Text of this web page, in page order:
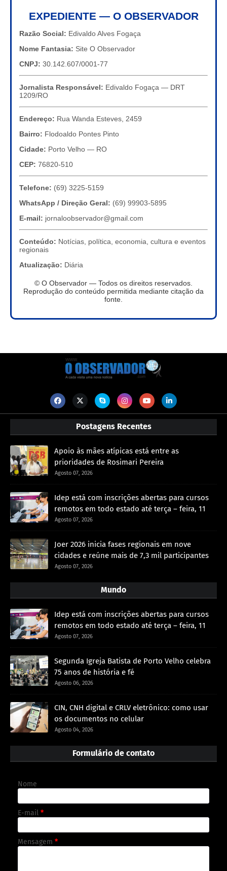
EXPEDIENTE — O OBSERVADOR
Razão Social: Edivaldo Alves Fogaça
Nome Fantasia: Site O Observador
CNPJ: 30.142.607/0001-77
Jornalista Responsável: Edivaldo Fogaça — DRT
1209/RO
Endereço: Rua Wanda Esteves, 2459
Bairro: Flodoaldo Pontes Pinto
Cidade: Porto Velho — RO
CEP: 76820-510
Telefone: (69) 3225-5159
WhatsApp / Direção Geral: (69) 99903-5895
E-mail: jornaloobservador@gmail.com
Conteúdo: Notícias, política, economia, cultura e eventos
regionais
Atualização: Diária
© O Observador — Todos os direitos reservados.
Reprodução do conteúdo permitida mediante citação da
fonte.
Postagens Recentes
Apoio às mães atípicas está entre as
prioridades de Rosimari Pereira
Agosto 07, 2026
Idep está com inscrições abertas para cursos
remotos em todo estado até terça – feira, 11
Agosto 07, 2026
Joer 2026 inicia fases regionais em nove
cidades e reúne mais de 7,3 mil participantes
Agosto 07, 2026
Mundo
Idep está com inscrições abertas para cursos
remotos em todo estado até terça – feira, 11
Agosto 07, 2026
Segunda Igreja Batista de Porto Velho celebra
75 anos de história e fé
Agosto 06, 2026
CIN, CNH digital e CRLV eletrônico: como usar
os documentos no celular
Agosto 04, 2026
Formulário de contato
Nome
E-mail *
Mensagem *